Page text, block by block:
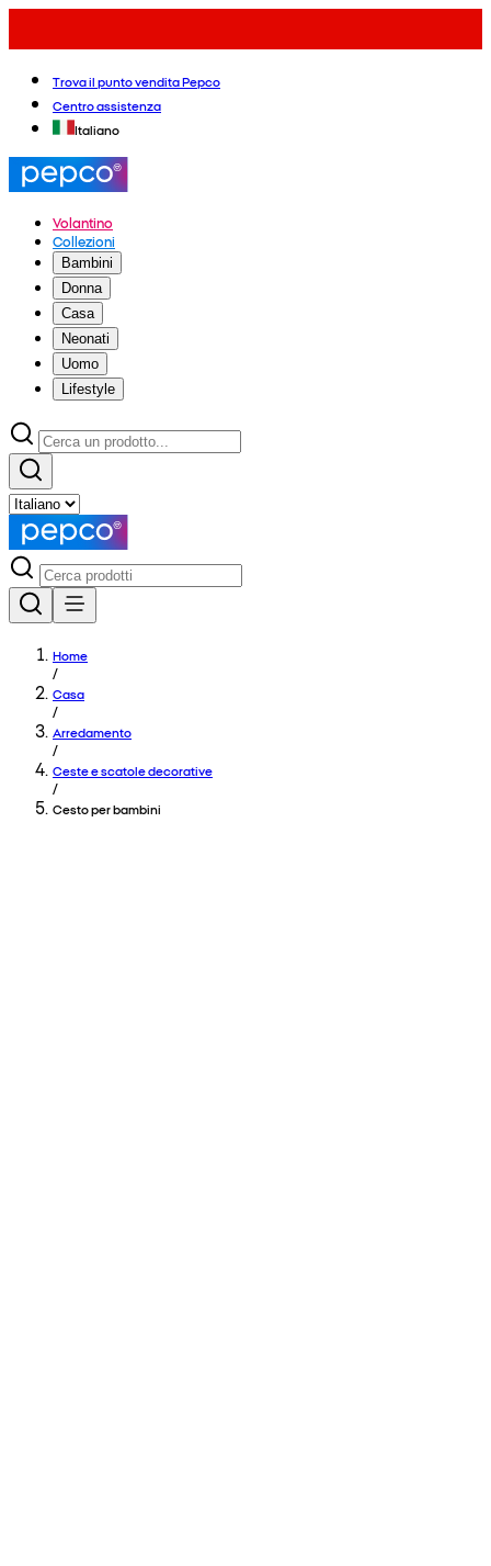
Trova il punto vendita Pepco
Centro assistenza
Italiano
Volantino
Collezioni
Bambini
Donna
Casa
Neonati
Uomo
Lifestyle
Home
/
Casa
/
Arredamento
/
Ceste e scatole decorative
/
Cesto per bambini